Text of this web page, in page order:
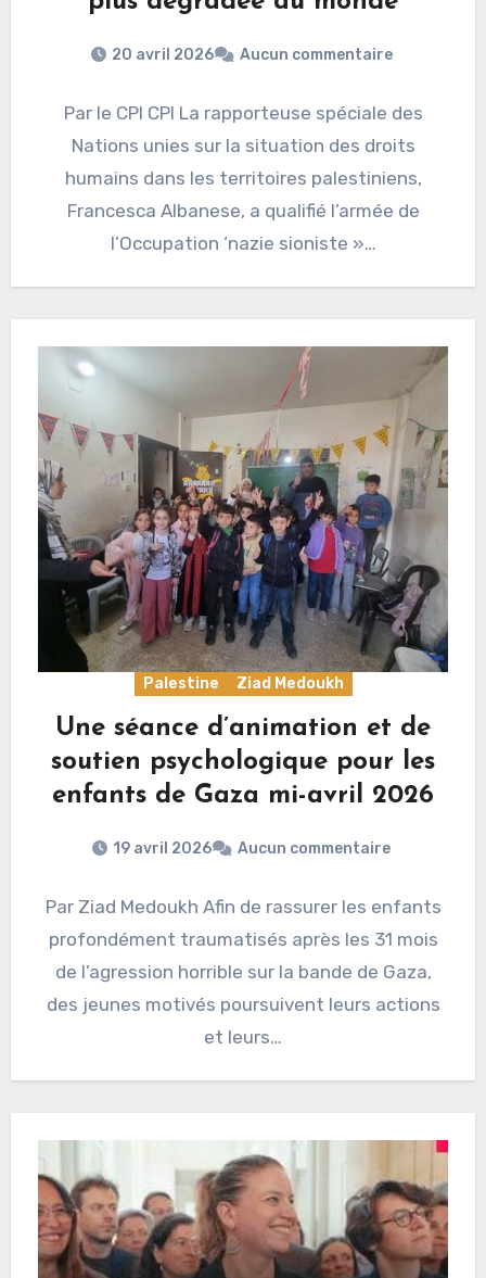
20 avril 2026 Aucun commentaire
Par le CPI CPI La rapporteuse spéciale des
Nations unies sur la situation des droits
humains dans les territoires palestiniens,
Francesca Albanese, a qualifié l’armée de
l’Occupation ‘nazie sioniste »…
Palestine Ziad Medoukh
Une séance d’animation et de
soutien psychologique pour les
enfants de Gaza mi-avril 2026
19 avril 2026 Aucun commentaire
Par Ziad Medoukh Afin de rassurer les enfants
profondément traumatisés après les 31 mois
de l’agression horrible sur la bande de Gaza,
des jeunes motivés poursuivent leurs actions
et leurs…